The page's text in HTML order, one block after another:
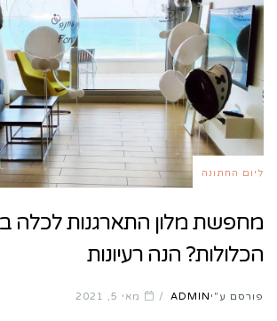
ליום החתונה
מחפשת מלון התארגנות לכלה
הכלולות? הנה רעיונות
פורסם ע"י ADMIN מאי 5, 2021